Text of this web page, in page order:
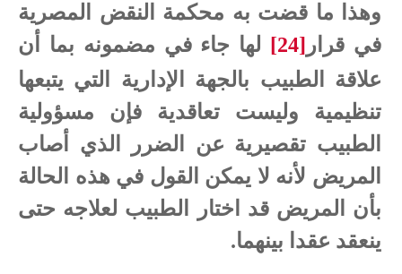
وهذا ما قضت به محكمة النقض المصرية
في قرار [24] لها جاء في مضمونه بما أن
علاقة الطبيب بالجهة الإدارية التي يتبعها
تنظيمية وليست تعاقدية فإن مسؤولية
الطبيب تقصيرية عن الضرر الذي أصاب
المريض لأنه لا يمكن القول في هذه الحالة
بأن المريض قد اختار الطبيب لعلاجه حتى
ينعقد عقدا بينهما.